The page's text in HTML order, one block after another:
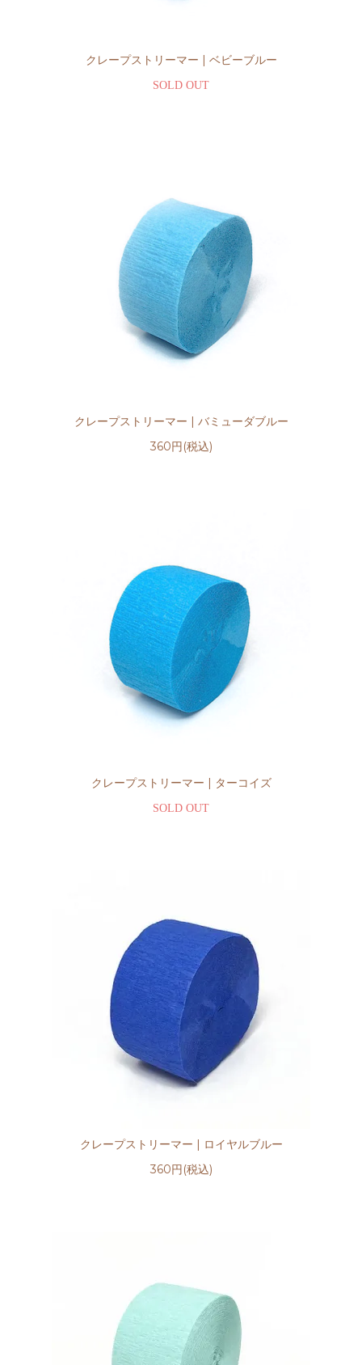
クレープストリーマー | ベビーブルー
SOLD OUT
クレープストリーマー | バミューダブルー
360円(税込)
クレープストリーマー | ターコイズ
SOLD OUT
クレープストリーマー | ロイヤルブルー
360円(税込)